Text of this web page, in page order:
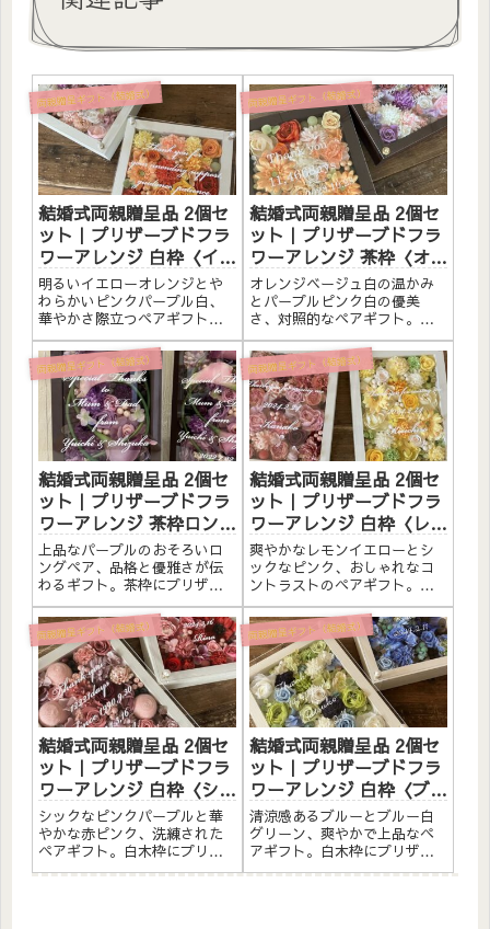
両親贈呈ギフト（結婚式）
結婚式両親贈呈品 2個セ
ット｜プリザーブドフラ
ワーアレンジ 白枠〈イエ
ローオレンジ＆ピンクパ
ープル白〉文字入れ
明るいイエローオレンジとや
わらかいピンクパープル白、
華やかさ際立つペアギフト。
白木枠にプリザーブドフラワ
ーと造花をたっぷりアレンジ
しました。アクリルプレート
への白文字入れ無料。自立す
るので壁かけでも置き型でも
飾れます。こんな方へ結婚式
の両親...
両親贈呈ギフト（結婚式）
結婚式両親贈呈品 2個セ
ット｜プリザーブドフラ
ワーアレンジ 茶枠〈オレ
ンジベージュ白＆パープ
ルピンク白〉文字入れ
オレンジベージュ白の温かみ
とパープルピンク白の優美
さ、対照的なペアギフト。茶
枠にプリザーブドフラワーと
造花をたっぷりアレンジしま
した。アクリルプレートへの
メッセージ入れ無料。自立す
るので壁かけでも置き型でも
飾れます。こんな方へ結婚式
の両親贈...
両親贈呈ギフト（結婚式）
結婚式両親贈呈品 2個セ
ット｜プリザーブドフラ
ワーアレンジ 茶枠ロング
〈パープルペア〉文字入
れ
上品なパープルのおそろいロ
ングペア、品格と優雅さが伝
わるギフト。茶枠にプリザー
ブドフラワーと造花をたっぷ
りアレンジしました。アクリ
ルプレートへのメッセージ入
れ無料。自立するので壁かけ
でも置き型でも飾れます。こ
んな方へ結婚式の両親贈呈品
にパー...
両親贈呈ギフト（結婚式）
結婚式両親贈呈品 2個セ
ット｜プリザーブドフラ
ワーアレンジ 白枠〈レモ
ンイエロー＆シックピン
ク〉文字入れ
爽やかなレモンイエローとシ
ックなピンク、おしゃれなコ
ントラストのペアギフト。白
木枠にプリザーブドフラワー
と造花をたっぷりアレンジし
ました。アクリルプレートへ
の白文字入れ無料。自立する
ので壁かけでも置き型でも飾
れます。こんな方へ結婚式の
両親贈...
両親贈呈ギフト（結婚式）
結婚式両親贈呈品 2個セ
ット｜プリザーブドフラ
ワーアレンジ 白枠〈シッ
クピンクパープル＆赤ピ
ンク〉文字入れ
シックなピンクパープルと華
やかな赤ピンク、洗練された
ペアギフト。白木枠にプリザ
ーブドフラワーと造花をたっ
両親贈呈ギフト（結婚式）
結婚式両親贈呈品 2個セ
ット｜プリザーブドフラ
ワーアレンジ 白枠〈ブル
ー＆ブルー白グリーン〉
文字入れ
清涼感あるブルーとブルー白
グリーン、爽やかで上品なペ
アギフト。白木枠にプリザー
ブドフラワーと造花をたっぷ